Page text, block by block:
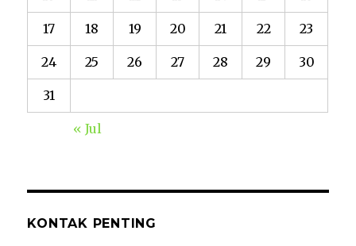
17 18 19 20 21 22 23
24 25 26 27 28 29 30
31
« Jul
KONTAK PENTING